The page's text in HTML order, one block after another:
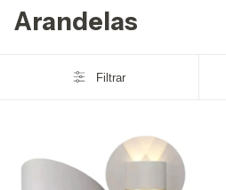
Arandelas
Filtrar